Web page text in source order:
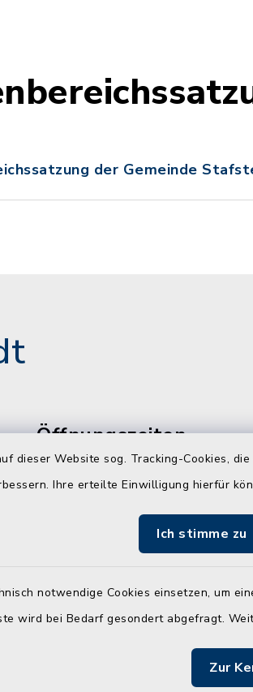
dieser Website sog. Tracking-Cookies,
Ihre erteilte Einwilligung hierfür
Ich stimme zu
notwendige Cookies einsetzen, um
wird bei Bedarf gesondert abgefragt.
Zur
der Gemeinde
Öffnungszeiten
freitags
08:00-12:00 Uhr
dienstags zusätzlich:
14:00-16:00 Uhr
donnerstags zusätzlich: